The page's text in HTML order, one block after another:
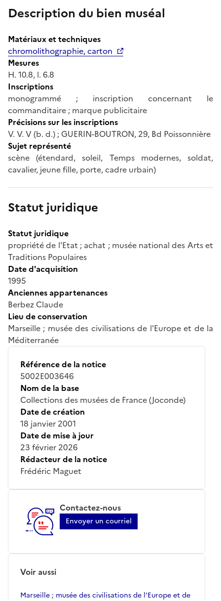
Description du bien muséal
Matériaux et techniques
chromolithographie, carton
Mesures
H. 10.8, l. 6.8
Inscriptions
monogrammé ; inscription concernant le
commanditaire ; marque publicitaire
Précisions sur les inscriptions
V. V. V (b. d.) ; GUERIN-BOUTRON, 29, Bd Poissonnière
Sujet représenté
scène (étendard, soleil, Temps modernes, soldat,
cavalier, jeune fille, porte, cadre urbain)
Statut juridique
Statut juridique
propriété de l'Etat ; achat ; musée national des Arts et
Traditions Populaires
Date d'acquisition
1995
Anciennes appartenances
Berbez Claude
Lieu de conservation
Marseille ; musée des civilisations de l'Europe et de la
Méditerranée
Référence de la notice
5002E003646
Nom de la base
Collections des musées de France (Joconde)
Date de création
18 janvier 2001
Date de mise à jour
23 février 2026
Rédacteur de la notice
Frédéric Maguet
Contactez-nous
Envoyer un courriel
Voir aussi
Marseille ; musée des civilisations de l'Europe et de